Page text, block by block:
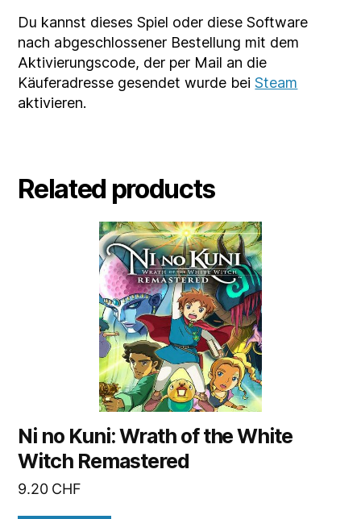
Du kannst dieses Spiel oder diese Software
nach abgeschlossener Bestellung mit dem
Aktivierungscode, der per Mail an die
Käuferadresse gesendet wurde beiSteam
aktivieren.
Related products
Ni no Kuni: Wrath of the White
Witch Remastered
9.20 CHF